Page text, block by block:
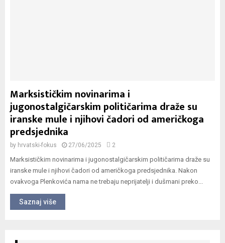
Marksističkim novinarima i
jugonostalgičarskim političarima draže su
iranske mule i njihovi čadori od američkoga
predsjednika
by hrvatski-fokus 27/06/2025 2
Marksističkim novinarima i jugonostalgičarskim političarima draže su
iranske mule i njihovi čadori od američkoga predsjednika. Nakon
ovakvoga Plenkovića nama ne trebaju neprijatelji i dušmani preko...
Saznaj više